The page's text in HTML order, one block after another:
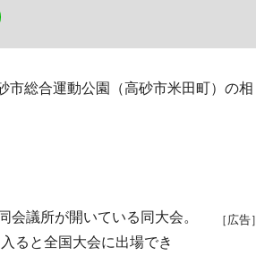
総合運動公園（高砂市米田町）の相
［広告］
議所が開いている同大会。
ると全国大会に出場でき